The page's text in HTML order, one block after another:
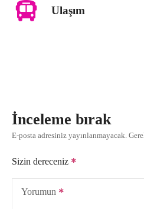
Ulaşım
İnceleme bırak
E-posta adresiniz yayınlanmayacak.
Sizin dereceniz
Yorumun